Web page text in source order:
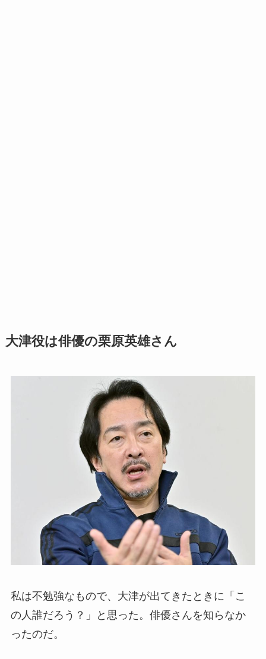
大津役は俳優の栗原英雄さん
私は不勉強なもので、大津が出てきたときに「こ
の人誰だろう？」と思った。俳優さんを知らなか
ったのだ。